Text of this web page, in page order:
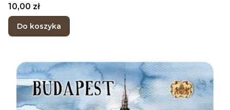
Cena
10,00 zł
Do koszyka